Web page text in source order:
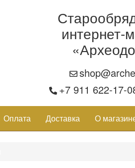
интернет-
+7 911 622-17-
Оплата Доставка О